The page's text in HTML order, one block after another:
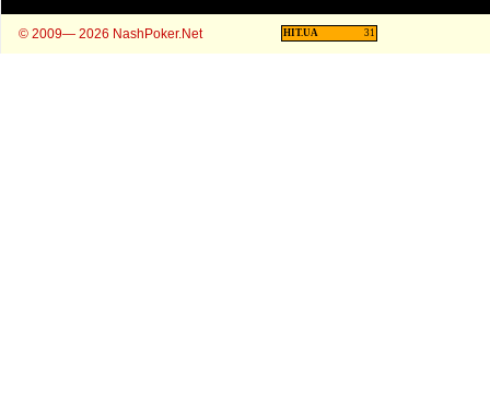
© 2009— 2026 NashPoker.Net HIT.UA 31